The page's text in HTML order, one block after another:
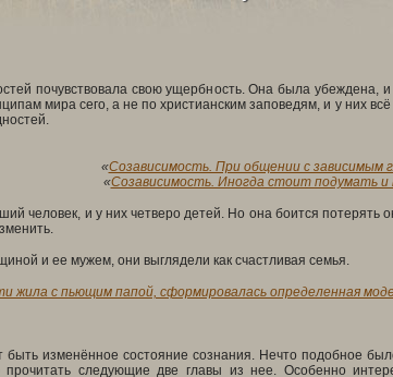
почувствовала свою ущербность. Она была убеждена,
мира сего, а не по христианским заповедям, и у них
«Созависимость. При общении с зависимым
«Созависимость. Иногда стоит подумать
человек, и у них четверо детей. Но она боится потерять
и ее мужем, они выглядели как счастливая семья.
с пьющим папой, сформировалась определенная
изменённое состояние сознания. Нечто подобное
следующие две главы из нее. Особенно